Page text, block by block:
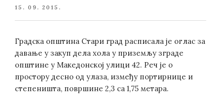
POSTED
15. 09. 2015.
Градска општина Стари град расписала је оглас за
давање у закуп дела хола у приземљу зграде
општине у Македонској улици 42. Реч је о
простору десно од улаза, између портирнице и
степеништа, површине 2,3 са 1,75 метара.